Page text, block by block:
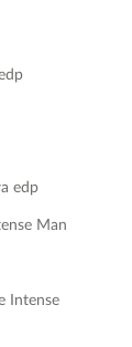
edp
Man
Intense